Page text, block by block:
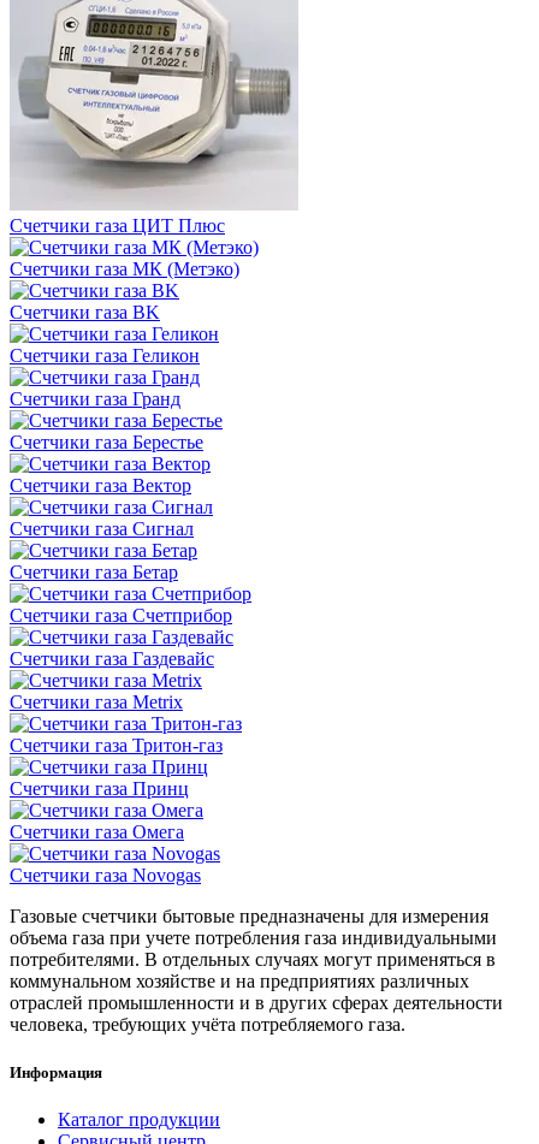
Счетчики газа ЦИТ Плюс
Счетчики газа MК (Метэко)
Счетчики газа BK
Счетчики газа Геликон
Счетчики газа Гранд
Счетчики газа Берестье
Счетчики газа Вектор
Счетчики газа Сигнал
Счетчики газа Бетар
Счетчики газа Счетприбор
Счетчики газа Газдевайс
Счетчики газа Metrix
Счетчики газа Тритон-газ
Счетчики газа Принц
Счетчики газа Омега
Счетчики газа Novogas
Газовые счетчики бытовые предназначены для измерения
объема газа при учете потребления газа индивидуальными
потребителями. В отдельных случаях могут применяться в
коммунальном хозяйстве и на предприятиях различных
отраслей промышленности и в других сферах деятельности
человека, требующих учёта потребляемого газа.
Информация
Каталог продукции